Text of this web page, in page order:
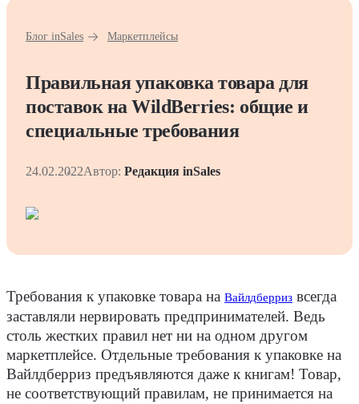
Блог inSales Маркетплейсы
Правильная упаковка товара для
поставок на WildBerries: общие и
специальные требования
24.02.2022Автор: Редакция inSales
Требования к упаковке товара на Вайлдберриз всегда
заставляли нервировать предпринимателей. Ведь
столь жестких правил нет ни на одном другом
маркетплейсе. Отдельные требования к упаковке на
Вайлдберриз предъявляются даже к книгам! Товар,
не соответствующий правилам, не принимается на